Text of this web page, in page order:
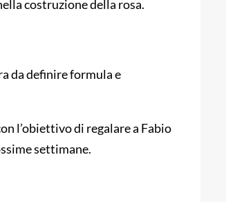
costruzione della rosa.
da definire formula e
l’obiettivo di regalare a Fabio
settimane.